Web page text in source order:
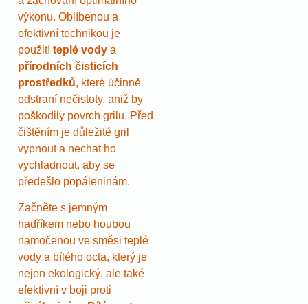
výkonu. Oblíbenou a
efektivní technikou je
použití teplé vody a
přírodních čisticích
prostředků, které účinně
odstraní nečistoty, aniž by
poškodily povrch grilu. Před
čištěním je důležité gril
vypnout a nechat ho
vychladnout, aby se
předešlo popáleninám.
Začněte s jemným
hadříkem nebo houbou
namočenou ve směsi teplé
vody a bílého octa, který je
nejen ekologický, ale také
efektivní v boji proti